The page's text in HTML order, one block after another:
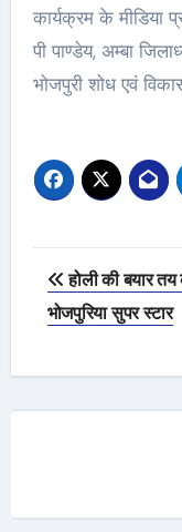
कार्यक्रम के मीडिया
पी पाण्डेय, अम्बा
भोजपुरी शोध एवं
Post
होली की बयार तय
भोजपुरिया सुपर स्‍टार